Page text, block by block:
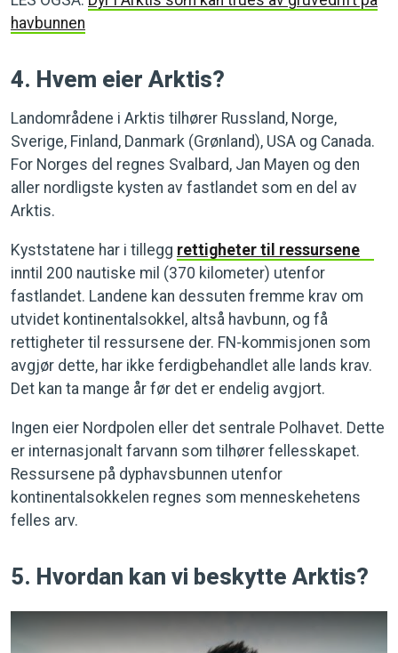
havbunnen
4. Hvem eier Arktis?
Landområdene i Arktis tilhører Russland, Norge,
Sverige, Finland, Danmark (Grønland), USA og Canada.
For Norges del regnes Svalbard, Jan Mayen og den
aller nordligste kysten av fastlandet som en del av
Arktis.
Kyststatene har i tillegg rettigheter til ressursene
inntil 200 nautiske mil (370 kilometer) utenfor
fastlandet. Landene kan dessuten fremme krav om
utvidet kontinentalsokkel, altså havbunn, og få
rettigheter til ressursene der. FN-kommisjonen som
avgjør dette, har ikke ferdigbehandlet alle lands krav.
Det kan ta mange år før det er endelig avgjort.
Ingen eier Nordpolen eller det sentrale Polhavet. Dette
er internasjonalt farvann som tilhører fellesskapet.
Ressursene på dyphavsbunnen utenfor
kontinentalsokkelen regnes som menneskehetens
felles arv.
5. Hvordan kan vi beskytte Arktis?